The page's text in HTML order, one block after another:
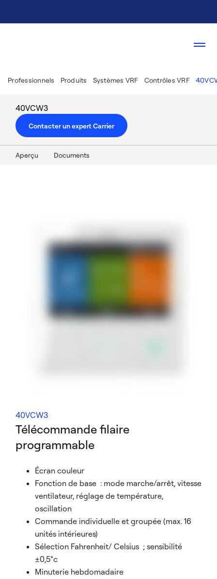
Professionnels Produits Systèmes VRF Contrôles VRF
40VCW3
Contacter un expert Carrier
Aperçu Documents
40VCW3
Télécommande filaire
programmable
Écran couleur
Fonction de base : mode marche/arrêt, vitesse
ventilateur, réglage de température,
oscillation
Commande individuelle et groupée (max. 16
unités intérieures)
Sélection Fahrenheit/ Celsius ; sensibilité
±0,5°c
Minuterie hebdomadaire